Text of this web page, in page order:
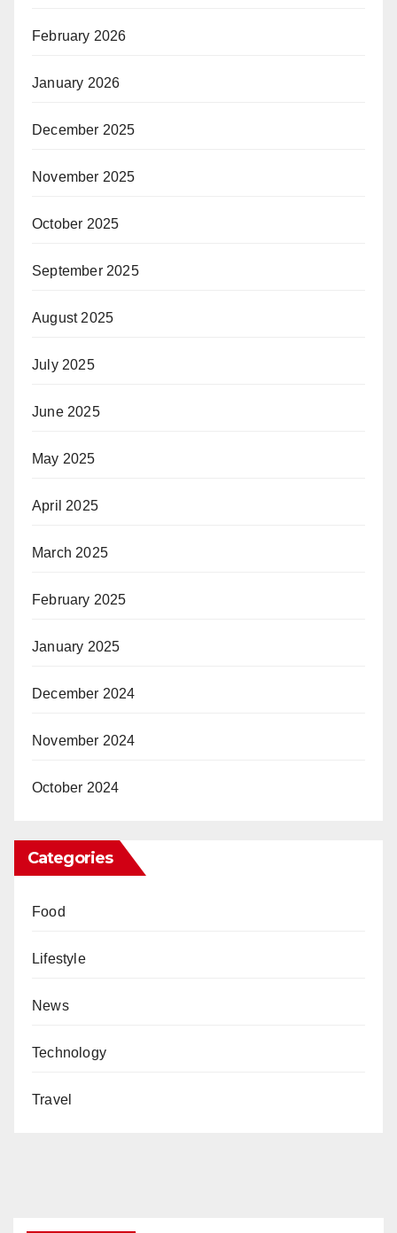
February 2026
January 2026
December 2025
November 2025
October 2025
September 2025
August 2025
July 2025
June 2025
May 2025
April 2025
March 2025
February 2025
January 2025
December 2024
November 2024
October 2024
Categories
Food
Lifestyle
News
Technology
Travel